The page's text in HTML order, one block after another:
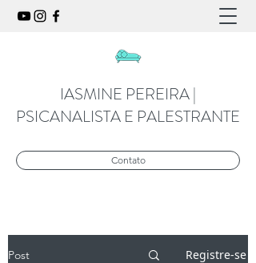
IASMINE PEREIRA |
PSICANALISTA E PALESTRANTE
Contato
Post Registre-se